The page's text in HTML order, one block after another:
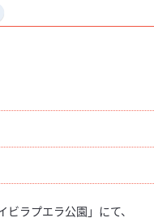
ラプエラ公園」にて、